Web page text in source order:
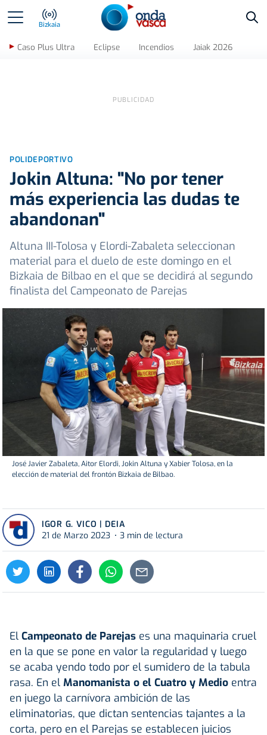
Bizkaia
Caso Plus Ultra Eclipse Incendios Jaiak 2026
POLIDEPORTIVO
Jokin Altuna: "No por tener
más experiencia las dudas te
abandonan"
Altuna III-Tolosa y Elordi-Zabaleta seleccionan
material para el duelo de este domingo en el
Bizkaia de Bilbao en el que se decidirá al segundo
finalista del Campeonato de Parejas
José Javier Zabaleta, Aitor Elordi, Jokin Altuna y Xabier Tolosa, en la
elección de material del frontón Bizkaia de Bilbao.
IGOR G. VICO | DEIA
21 de Marzo 2023
3 min de lectura
El Campeonato de Parejas es una maquinaria cruel
en la que se pone en valor la regularidad y luego
se acaba yendo todo por el sumidero de la tabula
rasa. En el Manomanista o el Cuatro y Medio entra
en juego la carnívora ambición de las
eliminatorias, que dictan sentencias tajantes a la
corta, pero en el Parejas se establecen juicios